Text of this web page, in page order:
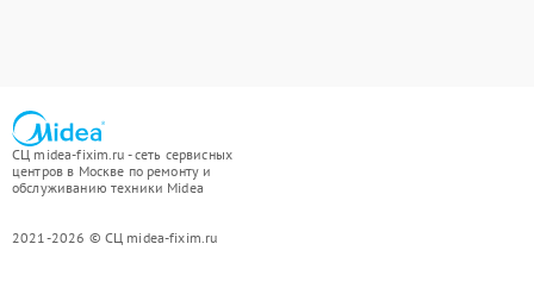
СЦ midea-fixim.ru - сеть сервисных
центров в Москве по ремонту и
обслуживанию техники Midea
2021-2026 © СЦ midea-fixim.ru